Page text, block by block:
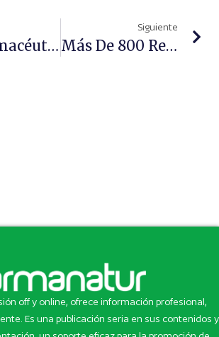
Los Farmacéuticos De Tarragona Se Forman En Dermofarmacia
Siguiente
Más De 800 Revisiones Oculares A Alumnos En Riesgo De Exclusión De Badalona
off y online, ofrece información profesional,
Es una publicación seria en sus contenidos y